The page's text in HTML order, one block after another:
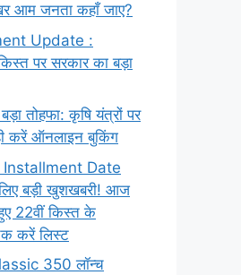
आम जनता कहाँ जाए?
Update :
पर सरकार का बड़ा
तोहफा: कृषि यंत्रों पर
करें ऑनलाइन बुकिंग
Date
बड़ी खुशखबरी! आज
22वीं किस्त के
करें लिस्ट
350 लॉन्च